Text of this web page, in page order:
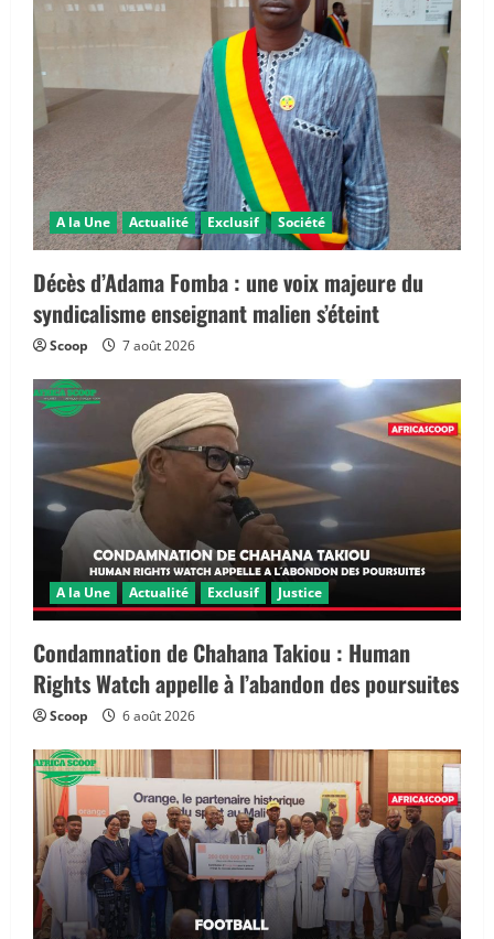
a
t
o
n A la Une Actualité Exclusif Société
Décès d’Adama Fomba : une voix majeure du
syndicalisme enseignant malien s’éteint
Scoop 7 août 2026
A la Une Actualité Exclusif Justice
Condamnation de Chahana Takiou : Human
Rights Watch appelle à l’abandon des poursuites
Scoop 6 août 2026